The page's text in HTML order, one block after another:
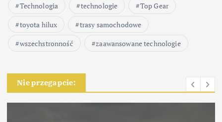
Technologia
technologie
Top Gear
toyota hilux
trasy samochodowe
wszechstronność
zaawansowane technologie
Nie przegapcie: